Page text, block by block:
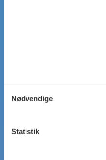
Nødvendige
Statistik